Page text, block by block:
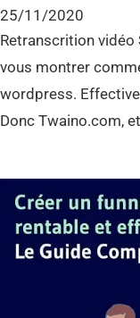
25/11/2020
Retranscrition vidéo
vous montrer
wordpress.
Donc Twaino.com,